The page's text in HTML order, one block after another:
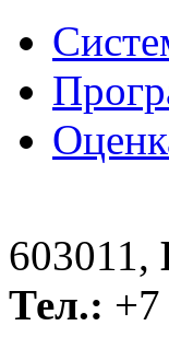
603011,
Тел.: